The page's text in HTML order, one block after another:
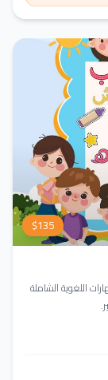
$135
اللغوية الشاملة